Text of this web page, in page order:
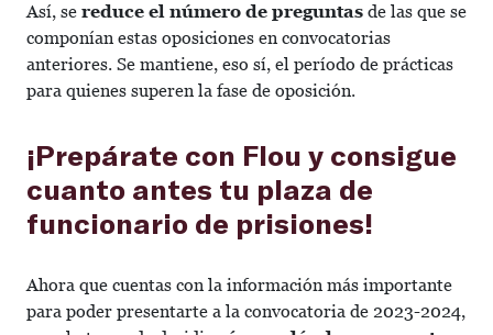
Así, se reduce el número de preguntas de las que se
componían estas oposiciones en convocatorias
anteriores. Se mantiene, eso sí, el período de prácticas
para quienes superen la fase de oposición.
¡Prepárate con Flou y consigue
cuanto antes tu plaza de
funcionario de prisiones!
Ahora que cuentas con la información más importante
para poder presentarte a la convocatoria de 2023-2024,